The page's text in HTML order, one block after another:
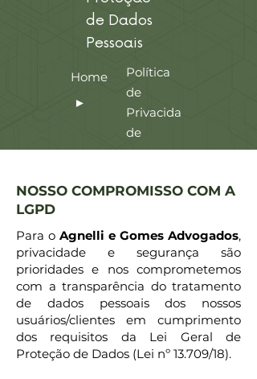
de Dados
Pessoais
Home
►
Política
de
Privacida
de
NOSSO COMPROMISSO COM A
LGPD
Para o Agnelli e Gomes Advogados,
privacidade e segurança são
prioridades e nos comprometemos
com a transparência do tratamento
de dados pessoais dos nossos
usuários/clientes em cumprimento
dos requisitos da Lei Geral de
Proteção de Dados (Lei nº 13.709/18).